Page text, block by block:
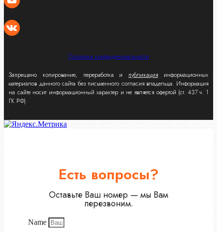
Политика конфиденциальности
Запрещено копирование, переработка и публикация информационных
материалов данного сайта без письменного согласия владельца. Информация
на сайте носит информационный характер и не является офертой (ст. 437 ч. 1
ГК РФ).
Есть вопросы?
Оставьте Ваш номер — мы Вам
перезвоним.
Name